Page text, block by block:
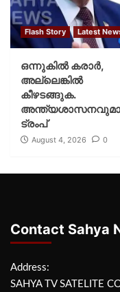
Flash Story Latest
ഒന്നുകില്‍ കരാര്‍,
അല്ലെങ്കില്‍
കീഴടങ്ങുക.
ട്രംപ്
August 4, 2026 0
Contact Sahya
Address:
SAHYA TV SATELITE